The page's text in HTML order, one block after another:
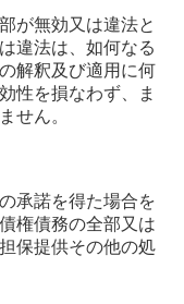
が無効又は違法と
違法は、如何なる
解釈及び適用に何
性を損なわず、ま
せん。
承諾を得た場合を
権債務の全部又は
保提供その他の処